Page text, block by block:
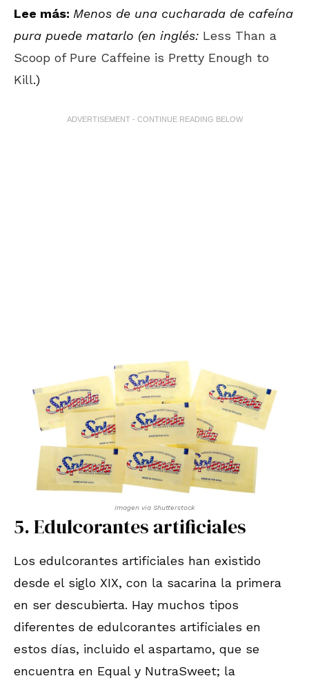
Lee más: Menos de una cucharada de cafeína
pura puede matarlo (en inglés: Less Than a
Scoop of Pure Caffeine is Pretty Enough to
Kill.)
ADVERTISEMENT - CONTINUE READING BELOW
Imagen via Shutterstock
5. Edulcorantes artificiales
Los edulcorantes artificiales han existido
desde el siglo XIX, con la sacarina la primera
en ser descubierta. Hay muchos tipos
diferentes de edulcorantes artificiales en
estos días, incluido el aspartamo, que se
encuentra en Equal y NutraSweet; la